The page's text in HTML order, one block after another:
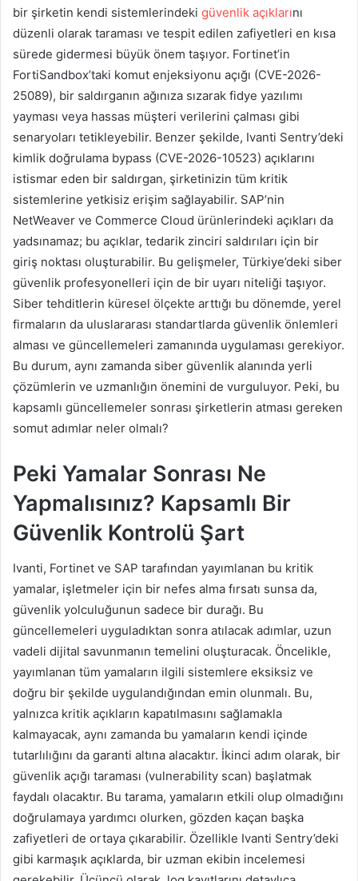
bir şirketin kendi sistemlerindeki güvenlik açıklarını
düzenli olarak taraması ve tespit edilen zafiyetleri en kısa
sürede gidermesi büyük önem taşıyor. Fortinet’in
FortiSandbox’taki komut enjeksiyonu açığı (CVE-2026-
25089), bir saldırganın ağınıza sızarak fidye yazılımı
yayması veya hassas müşteri verilerini çalması gibi
senaryoları tetikleyebilir. Benzer şekilde, Ivanti Sentry’deki
kimlik doğrulama bypass (CVE-2026-10523) açıklarını
istismar eden bir saldırgan, şirketinizin tüm kritik
sistemlerine yetkisiz erişim sağlayabilir. SAP’nin
NetWeaver ve Commerce Cloud ürünlerindeki açıkları da
yadsınamaz; bu açıklar, tedarik zinciri saldırıları için bir
giriş noktası oluşturabilir. Bu gelişmeler, Türkiye’deki siber
güvenlik profesyonelleri için de bir uyarı niteliği taşıyor.
Siber tehditlerin küresel ölçekte arttığı bu dönemde, yerel
firmaların da uluslararası standartlarda güvenlik önlemleri
alması ve güncellemeleri zamanında uygulaması gerekiyor.
Bu durum, aynı zamanda siber güvenlik alanında yerli
çözümlerin ve uzmanlığın önemini de vurguluyor. Peki, bu
kapsamlı güncellemeler sonrası şirketlerin atması gereken
somut adımlar neler olmalı?
Peki Yamalar Sonrası Ne
Yapmalısınız? Kapsamlı Bir
Güvenlik Kontrolü Şart
Ivanti, Fortinet ve SAP tarafından yayımlanan bu kritik
yamalar, işletmeler için bir nefes alma fırsatı sunsa da,
güvenlik yolculuğunun sadece bir durağı. Bu
güncellemeleri uyguladıktan sonra atılacak adımlar, uzun
vadeli dijital savunmanın temelini oluşturacak. Öncelikle,
yayımlanan tüm yamaların ilgili sistemlere eksiksiz ve
doğru bir şekilde uygulandığından emin olunmalı. Bu,
yalnızca kritik açıkların kapatılmasını sağlamakla
kalmayacak, aynı zamanda bu yamaların kendi içinde
tutarlılığını da garanti altına alacaktır. İkinci adım olarak, bir
güvenlik açığı taraması (vulnerability scan) başlatmak
faydalı olacaktır. Bu tarama, yamaların etkili olup olmadığını
doğrulamaya yardımcı olurken, gözden kaçan başka
zafiyetleri de ortaya çıkarabilir. Özellikle Ivanti Sentry’deki
gibi karmaşık açıklarda, bir uzman ekibin incelemesi